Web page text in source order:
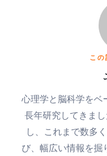
この
心理学と脳科学をベ
長年研究してきま
し、これまで数多
び、幅広い情報を掘